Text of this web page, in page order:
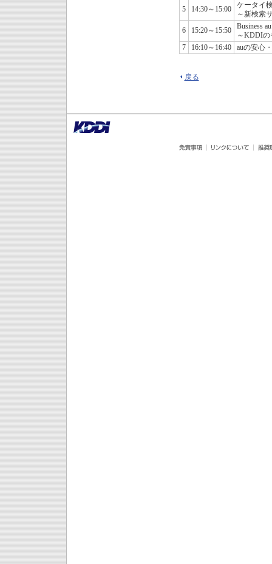
5
14:30～15:00
ケータイ
～新検索
6
15:20～15:50
Business
～KDDIの
7
16:10～16:40 auの安心
戻る